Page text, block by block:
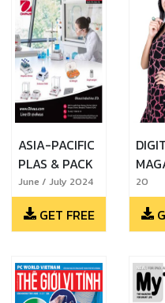
ASIA-PACIFIC
PLAS & PACK
June / July 2024
GET FREE
20